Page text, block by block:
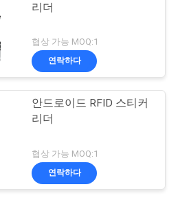
리더
협상 가능 MOQ:1
연락하다
안드로이드 RFID 스티커
리더
협상 가능 MOQ:1
연락하다